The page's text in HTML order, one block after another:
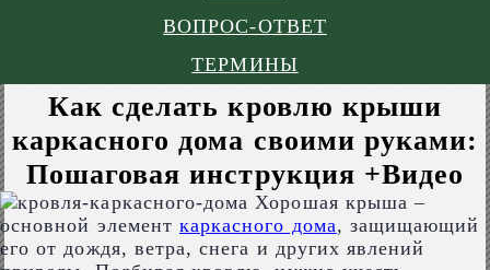
ВОПРОС-ОТВЕТ
ТЕРМИНЫ
Как сделать кровлю крыши
каркасного дома своими руками:
Пошаговая инструкция +Видео
Хорошая крыша –
основной элемент каркасного дома, защищающий
его от дождя, ветра, снега и других явлений